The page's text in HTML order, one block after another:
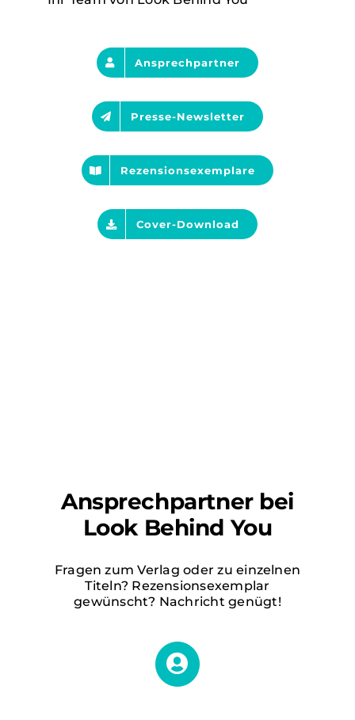
Ansprechpartner
Presse-Newsletter
Rezensionsexemplare
Cover-Download
Ansprechpartner bei
Look Behind You
Fragen zum Verlag oder zu einzelnen
Titeln? Rezensionsexemplar
gewünscht? Nachricht genügt!